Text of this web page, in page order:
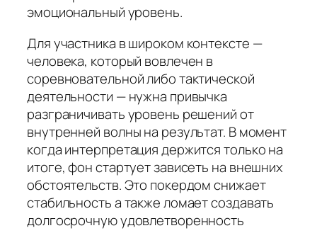
эмоциональный уровень.
Для участника в широком контексте —
человека, который вовлечен в
соревновательной либо тактической
деятельности — нужна привычка
разграничивать уровень решений от
внутренней волны на результат. В момент
когда интерпретация держится только на
итоге, фон стартует зависеть на внешних
обстоятельств. Это покердом снижает
стабильность а также ломает создавать
долгосрочную удовлетворенность